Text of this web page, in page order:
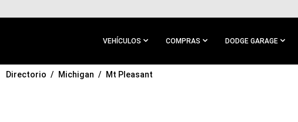
CONTENIDO
VEHÍCULOS COMPRAS DODGE GARAGE
IR A
Directorio Michigan Mt Pleasant